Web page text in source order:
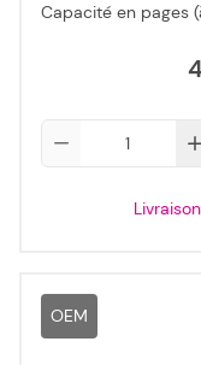
Capacité en pages
OEM